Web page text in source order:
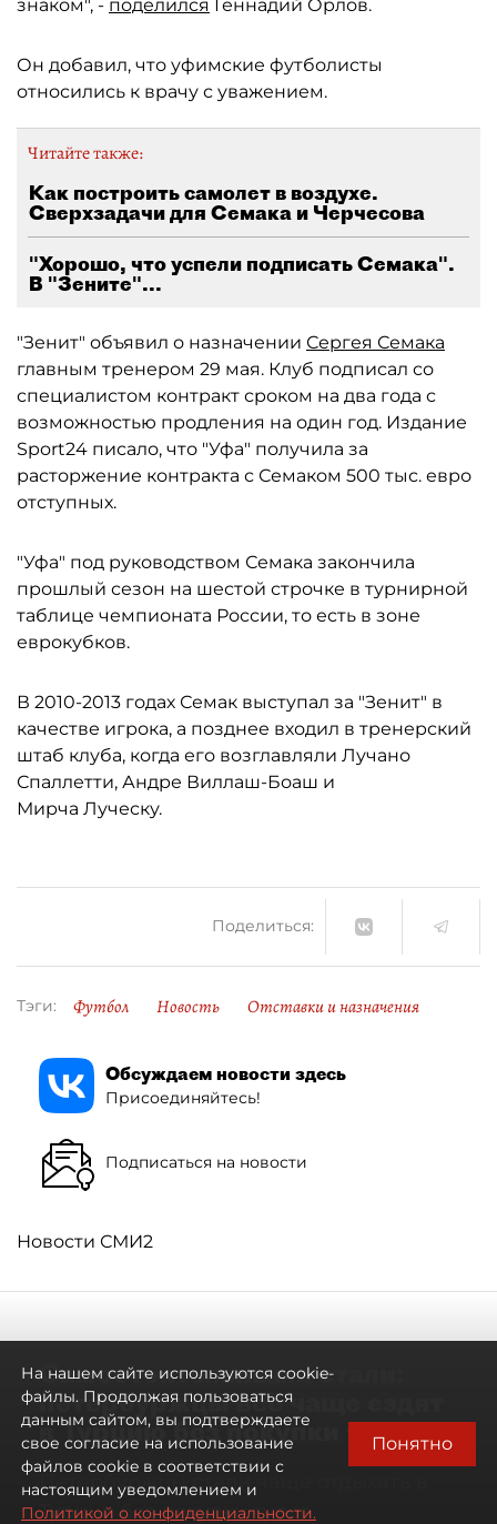
знаком", - поделился Геннадий Орлов.
Он добавил, что уфимские футболисты
относились к врачу с уважением.
Читайте также:
Как построить самолет в воздухе.
Сверхзадачи для Семака и Черчесова
"Хорошо, что успели подписать Семака".
В "Зените"...
"Зенит" объявил о назначении Сергея Семака
главным тренером 29 мая. Клуб подписал со
специалистом контракт сроком на два года с
возможностью продления на один год. Издание
Sport24 писало, что "Уфа" получила за
расторжение контракта с Семаком 500 тыс. евро
отступных.
"Уфа" под руководством Семака закончила
прошлый сезон на шестой строчке в турнирной
таблице чемпионата России, то есть в зоне
еврокубков.
В 2010-2013 годах Семак выступал за "Зенит" в
качестве игрока, а позднее входил в тренерский
штаб клуба, когда его возглавляли Лучано
Спаллетти, Андре Виллаш-Боаш и
Мирча Луческу.
Поделиться:
Тэги: Футбол Новость Отставки и назначения
Обсуждаем новости здесь
Присоединяйтесь!
Подписаться на новости
Новости СМИ2
Самостоятельными стали:
петербуржцы всё чаще ездят
в Турцию без покупки туров
Петербуржцы стали чаще отдыхать в
Турции без покупки туров
На нашем сайте используются cookie-
файлы. Продолжая пользоваться
данным сайтом, вы подтверждаете
свое согласие на использование
файлов cookie в соответствии с
настоящим уведомлением и
Политикой о конфиденциальности.
Понятно